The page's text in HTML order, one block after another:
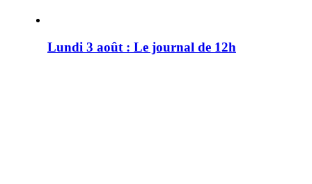
Lundi 3 août : Le journal de 12h